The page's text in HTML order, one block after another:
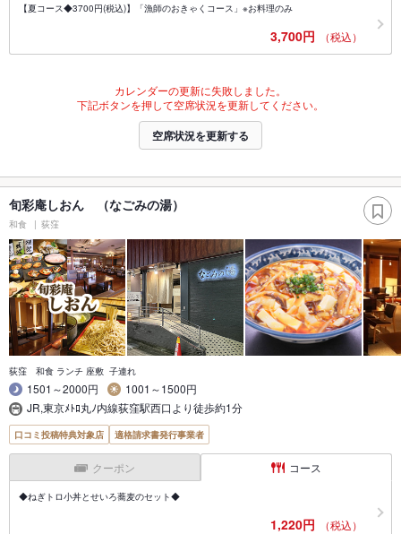
【夏コース◆3700円(税込)】「漁師のおきゃくコース」※お料理のみ
3,700円 （税込）
カレンダーの更新に失敗しました。
下記ボタンを押して空席状況を更新してください。
空席状況を更新する
旬彩庵しおん （なごみの湯）
和食 荻窪
荻窪 和食 ランチ 座敷 子連れ
1501～2000円
1001～1500円
JR,東京ﾒﾄﾛ丸ﾉ内線荻窪駅西口より徒歩約1分
口コミ投稿特典対象店 適格請求書発行事業者
クーポン コース
◆ねぎトロ小丼とせいろ蕎麦のセット◆
1,220円 （税込）